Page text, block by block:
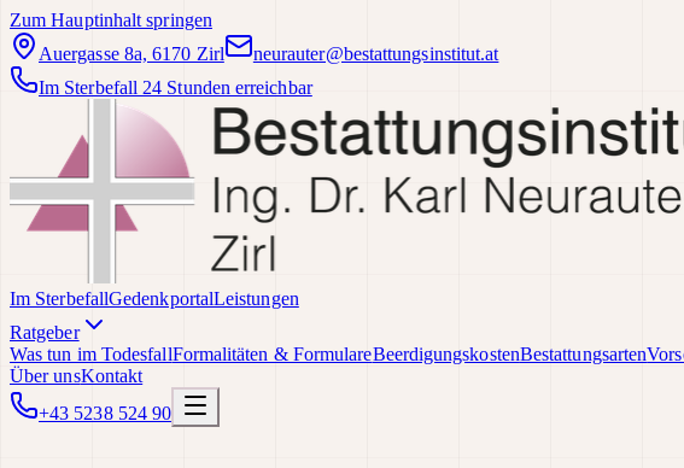
Zum Hauptinhalt springen
Auergasse 8a, 6170 Zirl
neurauter@bestattungsinstitut.at
Im Sterbefall 24 Stunden erreichbar
Im SterbefallGedenkportalLeistungen
Ratgeber
Was tun im TodesfallFormalitäten & FormulareBeerdigungskostenBestattungsarten
Über unsKontakt
+43 5238 524 90